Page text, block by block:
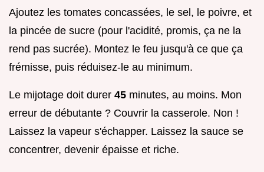
Ajoutez les tomates concassées, le sel, le poivre, et
la pincée de sucre (pour l'acidité, promis, ça ne la
rend pas sucrée). Montez le feu jusqu'à ce que ça
frémisse, puis réduisez-le au minimum.
Le mijotage doit durer 45 minutes, au moins. Mon
erreur de débutante ? Couvrir la casserole. Non !
Laissez la vapeur s'échapper. Laissez la sauce se
concentrer, devenir épaisse et riche.